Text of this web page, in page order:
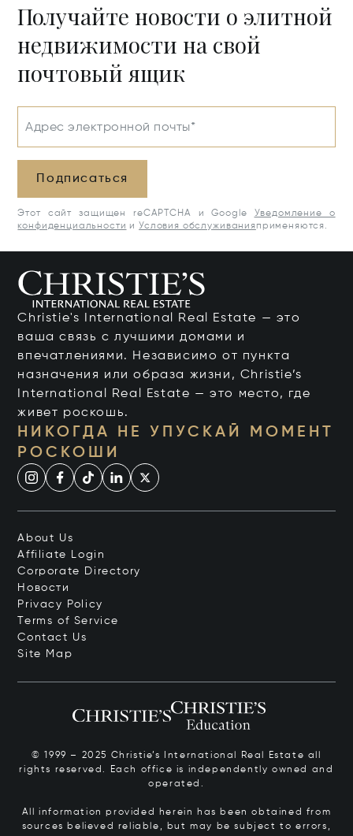
Получайте новости о элитной
недвижимости на свой
почтовый ящик
Адрес электронной почты*
Подписаться
Этот сайт защищен reCAPTCHA и Google
Уведомление о
конфиденциальности и Условия обслуживания применяются.
Christie's International Real Estate — это
ваша связь с лучшими домами и
впечатлениями. Независимо от пункта
назначения или образа жизни, Christie’s
International Real Estate — это место, где
живет роскошь.
НИКОГДА НЕ УПУСКАЙ МОМЕНТ
РОСКОШИ
About Us
Affiliate Login
Corporate Directory
Новости
Privacy Policy
Terms of Service
Contact Us
Site Map
© 1999 – 2025 Christie’s International Real Estate all
rights reserved. Each office is independently owned and
operated.
All information provided herein has been obtained from
sources believed reliable, but may be subject to errors,